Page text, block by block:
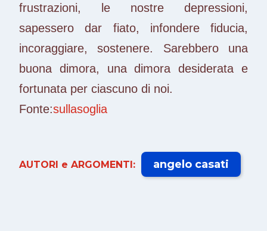
frustrazioni, le nostre depressioni,
sapessero dar fiato, infondere fiducia,
incoraggiare, sostenere. Sarebbero una
buona dimora, una dimora desiderata e
fortunata per ciascuno di noi.
Fonte:sullasoglia
AUTORI e ARGOMENTI: angelo casati